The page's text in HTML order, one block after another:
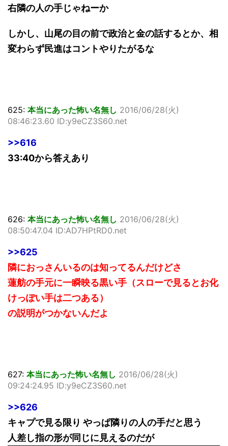
右隣の人の手じゃねーか
しかし、山尾の目の前で政治と金の話するとか、相
変わらず民進はコントやりたがるな
625: 本当にあった怖い名無し 2016/06/28(火)
08:46:23.60 ID:y9eCZ3S60.net
>>616
33:40から答えあり
626: 本当にあった怖い名無し 2016/06/28(火)
08:50:47.04 ID:AD7HPtRD0.net
>>625
隣におっさんいるのは知ってるんだけどさ
蓮舫の手元に一瞬映る黒い手（スローで見るとお化
けっぽい手は二つある）
の説明がつかないんだよ
627: 本当にあった怖い名無し 2016/06/28(火)
09:24:24.95 ID:y9eCZ3S60.net
>>626
キャプで見る限り やっぱ隣りの人の手だと思う
人差し指の形が同じに見えるのだが